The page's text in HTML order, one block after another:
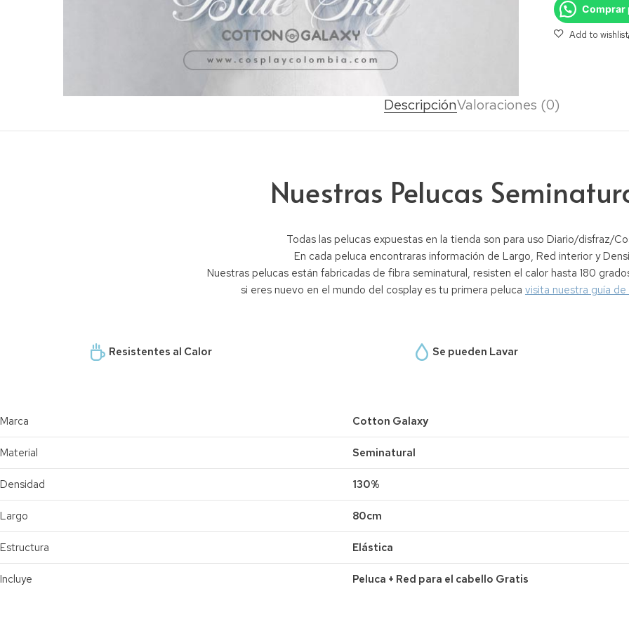
Comprar
DescripciónValoraciones (0)
Nuestras Pelucas
Todas las pelucas expuestas en la tienda son para uso Diario/disfraz/
En cada peluca encontraras información de Largo, Red interior y
Nuestras pelucas están fabricadas de fibra seminatural, resisten el calor hasta 180
si eres nuevo en el mundo del cosplay es tu primera peluca visita nuestra guía
Resistentes al Calor Se pueden Lavar
Marca Cotton Galaxy
Material Seminatural
Densidad 130%
Largo 80cm
Estructura Elástica
Incluye Peluca + Red para el cabello Gratis